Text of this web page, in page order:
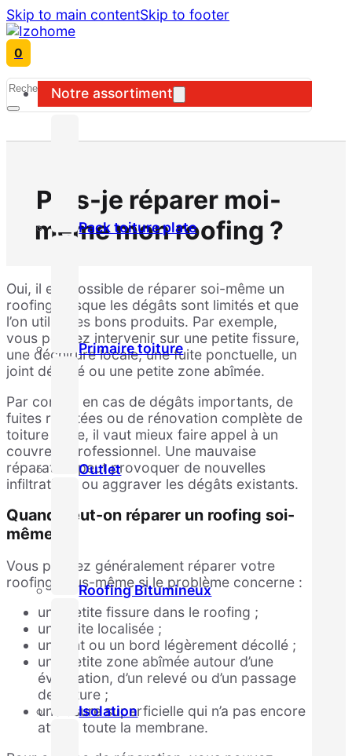
Skip to main contentSkip to footer
0
Notre assortiment
Pack toiture plate
Primaire toiture
Outlet
Roofing Bitumineux
Isolation
Search
Puis-je réparer moi-
même mon roofing ?
Oui, il est possible de réparer soi-même un
roofing lorsque les dégâts sont limités et que
l’on utilise les bons produits. Par exemple,
vous pouvez intervenir sur une petite fissure,
une déchirure locale, une fuite ponctuelle, un
joint décollé ou une petite zone abîmée.
Par contre, en cas de dégâts importants, de
fuites répétées ou de rénovation complète de
toiture plate, il vaut mieux faire appel à un
couvreur professionnel. Une mauvaise
réparation peut provoquer de nouvelles
infiltrations ou aggraver les dégâts existants.
Quand peut-on réparer un roofing soi-
même ?
Vous pouvez généralement réparer votre
roofing vous-même si le problème concerne :
une petite fissure dans le roofing ;
une fuite localisée ;
un joint ou un bord légèrement décollé ;
une petite zone abîmée autour d’une
évacuation, d’un relevé ou d’un passage
de toiture ;
une usure superficielle qui n’a pas encore
atteint toute la membrane.